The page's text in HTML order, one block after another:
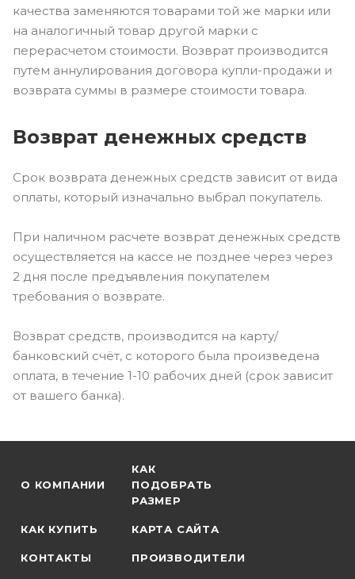
качества заменяются товарами той же марки или
на аналогичный товар другой марки с
перерасчетом стоимости. Возврат производится
путем аннулирования договора купли-продажи и
возврата суммы в размере стоимости товара.
Возврат денежных средств
Срок возврата денежных средств зависит от вида
оплаты, который изначально выбрал покупатель.
При наличном расчете возврат денежных средств
осуществляется на кассе не позднее через через
2 дня после предъявления покупателем
требования о возврате.
Возврат средств, производится на карту/
банковский счёт, с которого была произведена
оплата, в течение 1-10 рабочих дней (срок зависит
от вашего банка).
О КОМПАНИИ
КАК
ПОДОБРАТЬ
РАЗМЕР
КАК КУПИТЬ КАРТА САЙТА
КОНТАКТЫ ПРОИЗВОДИТЕЛИ